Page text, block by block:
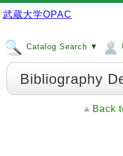
武蔵大学OPAC
Catalog Search ▼
Bibliography
Back